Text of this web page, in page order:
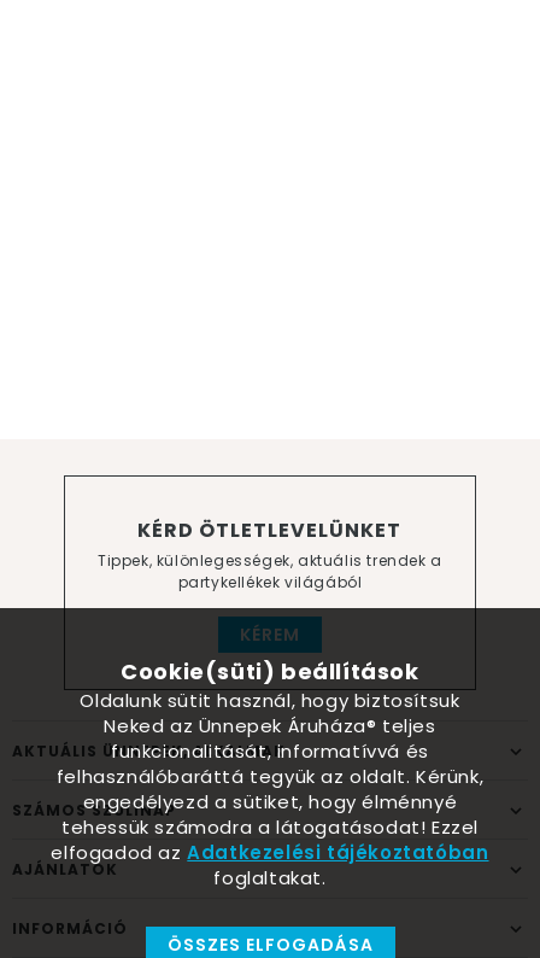
KÉRD ÖTLETLEVELÜNKET
Tippek, különlegességek, aktuális trendek a
partykellékek világából
KÉREM
AKTUÁLIS ÜNNEPEK, ALKALMAK
SZÁMOS SZÜLINAP
AJÁNLATOK
INFORMÁCIÓ
Cookie(süti) beállítások
Oldalunk sütit használ, hogy biztosítsuk
Neked az Ünnepek Áruháza® teljes
funkcionalitását, informatívvá és
felhasználóbaráttá tegyük az oldalt. Kérünk,
engedélyezd a sütiket, hogy élménnyé
tehessük számodra a látogatásodat! Ezzel
elfogadod azAdatkezelési tájékoztatóban
foglaltakat.
ÖSSZES ELFOGADÁSA